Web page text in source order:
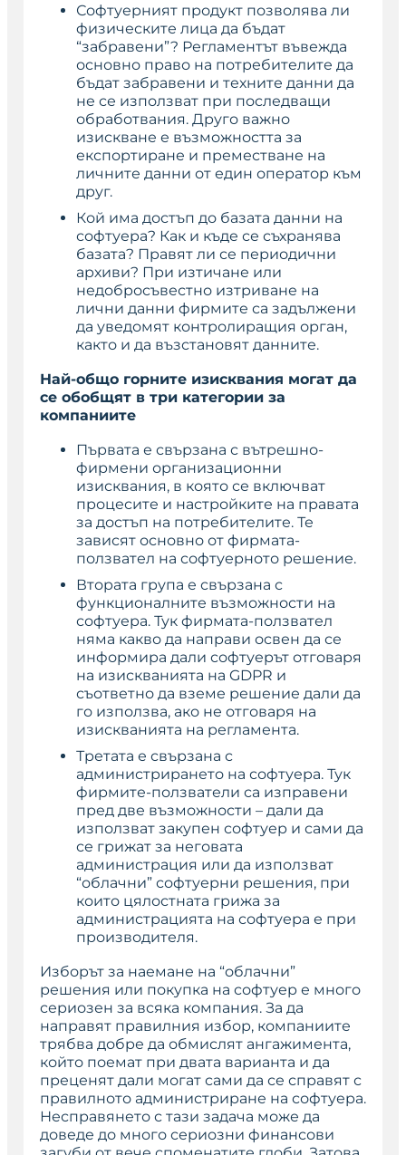
Софтуерният продукт позволява ли
физическите лица да бъдат
“забравени”? Регламентът въвежда
основно право на потребителите да
бъдат забравени и техните данни да
не се използват при последващи
обработвания. Друго важно
изискване е възможността за
експортиране и преместване на
личните данни от един оператор към
друг.
Кой има достъп до базата данни на
софтуера? Как и къде се съхранява
базата? Правят ли се периодични
архиви? При изтичане или
недобросъвестно изтриване на
лични данни фирмите са задължени
да уведомят контролиращия орган,
както и да възстановят данните.
Най-общо горните изисквания могат да
се обобщят в три категории за
компаниите
Първата е свързана с вътрешно-
фирмени организационни
изисквания, в която се включват
процесите и настройките на правата
за достъп на потребителите. Те
зависят основно от фирмата-
ползвател на софтуерното решение.
Втората група е свързана с
функционалните възможности на
софтуера. Тук фирмата-ползвател
няма какво да направи освен да се
информира дали софтуерът отговаря
на изискванията на GDPR и
съответно да вземе решение дали да
го използва, ако не отговаря на
изискванията на регламента.
Третата е свързана с
администрирането на софтуера. Тук
фирмите-ползватели са изправени
пред две възможности – дали да
използват закупен софтуер и сами да
се грижат за неговата
администрация или да използват
“облачни” софтуерни решения, при
които цялостната грижа за
администрацията на софтуера е при
производителя.
Изборът за наемане на “облачни”
решения или покупка на софтуер е много
сериозен за всяка компания. За да
направят правилния избор, компаниите
трябва добре да обмислят ангажимента,
който поемат при двата варианта и да
преценят дали могат сами да се справят с
правилното администриране на софтуера.
Несправянето с тази задача може да
доведе до много сериозни финансови